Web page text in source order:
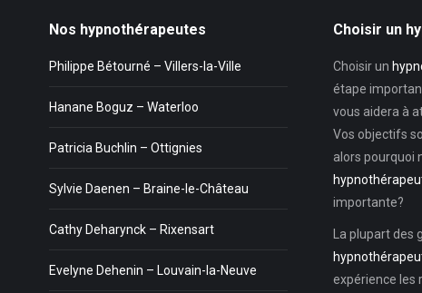
Nos hypnothérapeutes
Philippe Bétourné – Villers-la-Ville
Hanane Boguz – Waterloo
Patricia Buchlin – Ottignies
Sylvie Daenen – Braine-le-Château
Cathy Deharynck – Rixensart
Evelyne Dehenin – Louvain-la-Neuve
Choisir un
Choisir un
étape
vous aidera à
Vos objectifs
alors pourquoi
importante?
La plupart des
expérience les